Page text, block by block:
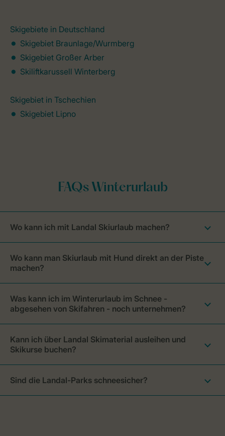
Skigebiete in Deutschland
Skigebiet Braunlage/Wurmberg
Skigebiet Großer Arber
Skiliftkarussell Winterberg
Skigebiet in Tschechien
Skigebiet Lipno
Wo kann ich mit Landal Skiurlaub machen?
Wo kann man Skiurlaub mit Hund direkt an der Piste
machen?
Was kann ich im Winterurlaub im Schnee -
abgesehen von Skifahren - noch unternehmen?
Kann ich über Landal Skimaterial ausleihen und
Skikurse buchen?
Sind die Landal-Parks schneesicher?